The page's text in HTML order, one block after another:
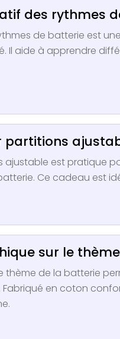
des rythmes
de batterie est
Il aide à apprendre
partitions
ajustable est pratique
Ce cadeau est
sur le
thème de la batterie
en coton